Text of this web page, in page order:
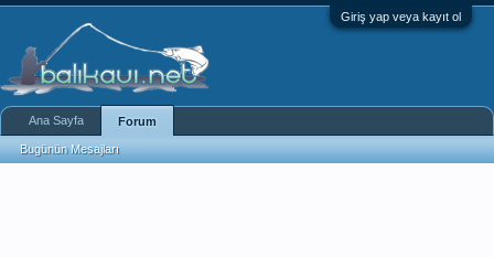
Giriş yap veya kayıt ol
Ana Sayfa Forum
Bugünün Mesajları